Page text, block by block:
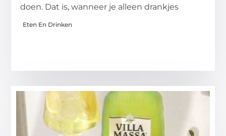
doen. Dat is, wanneer je alleen drankjes
Eten En Drinken